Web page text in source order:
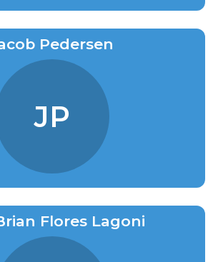
Pedersen
JP
Flores Lagoni